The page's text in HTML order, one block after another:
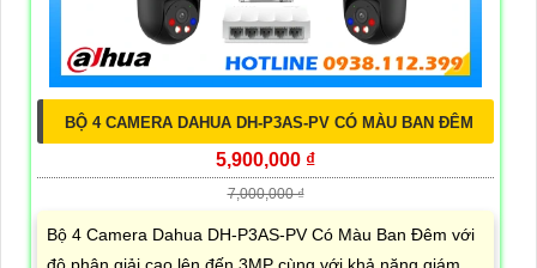
BỘ 4 CAMERA DAHUA DH-P3AS-PV CÓ MÀU BAN ĐÊM
5,900,000 ₫
7,000,000 ₫
Bộ 4 Camera Dahua DH-P3AS-PV Có Màu Ban Đêm với
độ phân giải cao lên đến 3MP cùng với khả năng giám